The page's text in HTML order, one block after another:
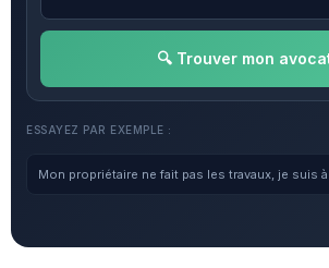
🔍 Trouver mon
ESSAYEZ PAR EXEMPLE :
Mon propriétaire ne fait pas les travaux, je suis à